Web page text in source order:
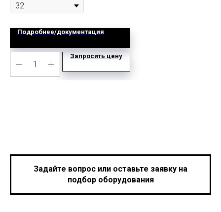
Подробнее/документация
Запросить цену
Задайте вопрос или оставьте заявку на
подбор оборудования